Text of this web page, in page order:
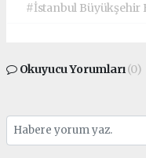
#İstanbul Büyükşehir
Okuyucu Yorumları(0)